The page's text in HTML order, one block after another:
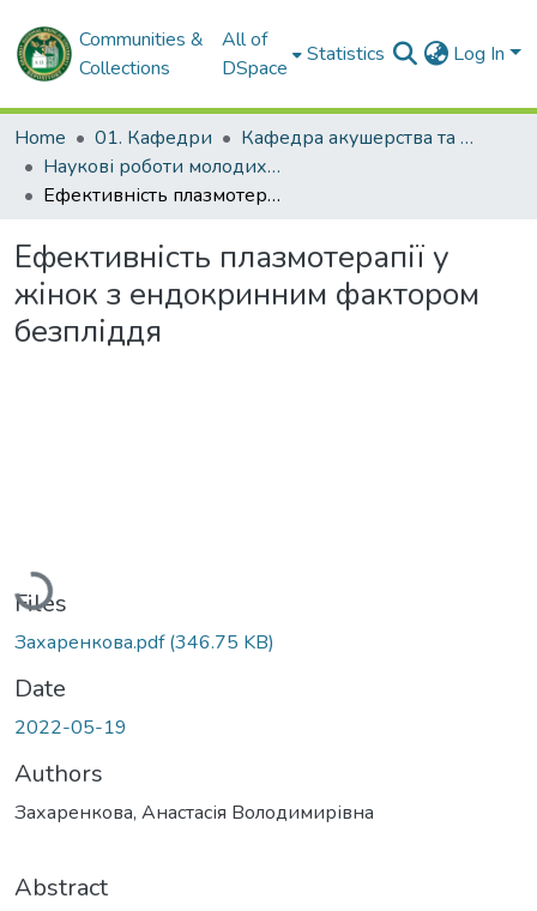
Communities &
Collections
All of
DSpace
Statistics Log In
Home 01. Кафедри
Кафедра акушерства та гінекології № 2
Наукові роботи молодих дослідників. Кафедра акушерства та гінекології № 2
Ефективність плазмотерапії у жінок з ендокринним фактором безпліддя
Ефективність плазмотерапії у
жінок з ендокринним фактором
безпліддя
Loading...
Files
Захаренкова.pdf(346.75 KB)
Date
2022-05-19
Authors
Захаренкова, Анастасія Володимирівна
Abstract